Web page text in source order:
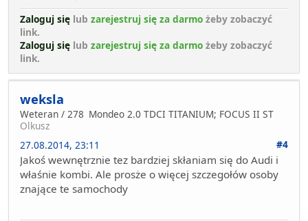
Zaloguj się lub zarejestruj się za darmo żeby zobaczyć
link.
Zaloguj się lub zarejestruj się za darmo żeby zobaczyć
link.
weksla
Weteran / 278 Mondeo 2.0 TDCI TITANIUM; FOCUS II ST
Olkusz
27.08.2014, 23:11
#4
Jakoś wewnętrznie tez bardziej skłaniam się do Audi i
właśnie kombi. Ale prosże o więcej szczegołów osoby
znające te samochody